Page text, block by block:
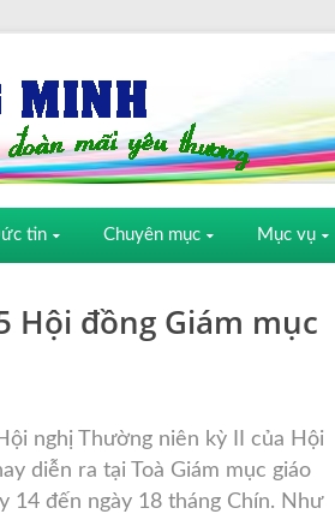
tin Chuyên mục Mục vụ
Hội đồng Giám mục
nghị Thường niên kỳ II của Hội
diễn ra tại Toà Giám mục giáo
14 đến ngày 18 tháng Chín. Như